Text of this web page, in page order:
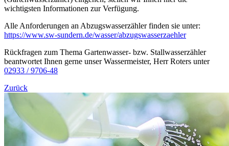
wichtigsten Informationen zur Verfügung.
Alle Anforderungen an Abzugswasserzähler finden sie unter:
https://www.sw-sundern.de/wasser/abzugswasserzaehler
Rückfragen zum Thema Gartenwasser- bzw. Stallwasserzähler
beantwortet Ihnen gerne unser Wassermeister, Herr Roters unter
02933 / 9706-48
Zurück